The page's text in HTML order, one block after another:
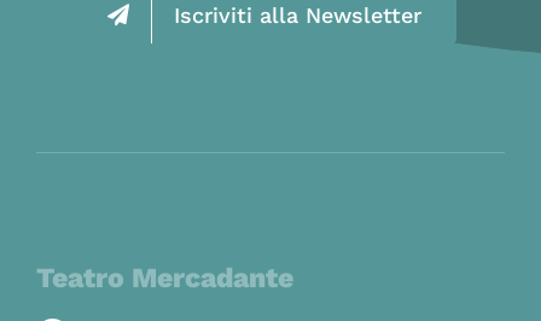
Iscriviti alla Newsletter
Teatro Mercadante